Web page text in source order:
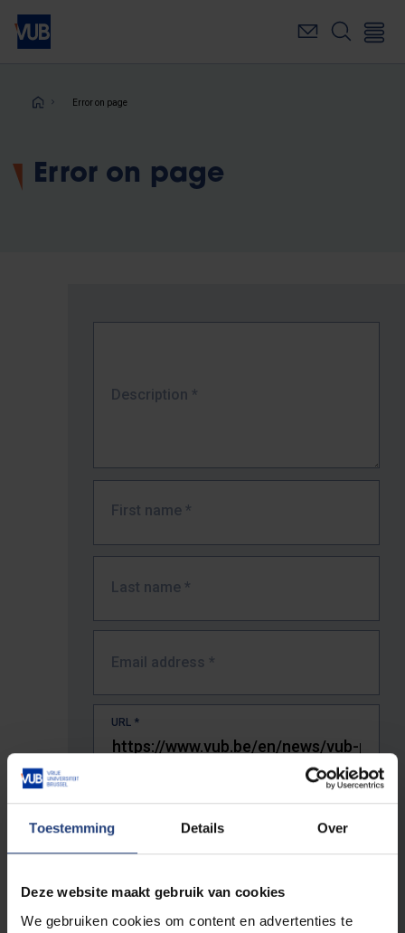
Toestemming Details Over
Deze website maakt gebruik van cookies
We gebruiken cookies om content en advertenties te
Skip
main
Breadcrumb
Error on page
Error on page
Description *
First name *
Last name *
Email address *
URL *
The full URL of the page where you encountered the error.